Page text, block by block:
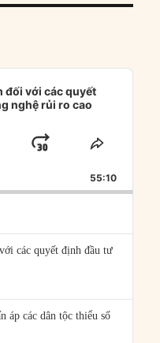
đối với các quyết
nghệ rủi ro cao
JUMP
FORWARD
SHARE
55:10
các quyết định đầu tư
áp các dân tộc thiểu số